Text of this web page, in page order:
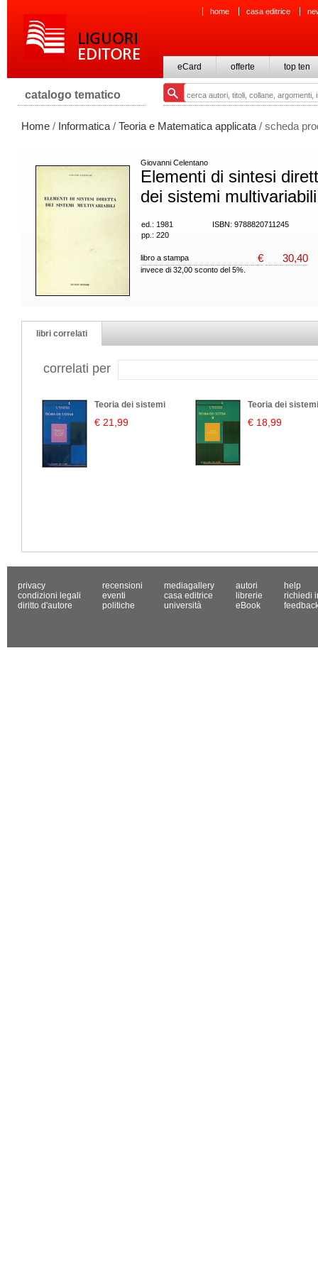
home casa editrice
eCard offerte top ten
catalogo tematico
Home / Informatica / Teoria e Matematica applicata / scheda
Giovanni Celentano
Elementi di sintesi
dei sistemi multivariabili
ed.: 1981
ISBN: 9788820711245
pp.: 220
libro a stampa € 30,40
invece di 32,00 sconto del 5%.
libri correlati
correlati per
Teoria dei sistemi
€ 21,99
Teoria dei sistemi
€ 18,99
privacy
condizioni legali
diritto d'autore
recensioni
eventi
politiche
mediagallery
casa editrice
università
autori
librerie
eBook
help
richiedi